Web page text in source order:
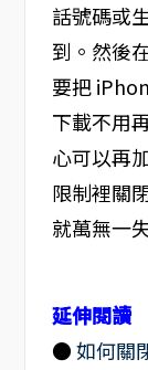
話號碼或
到。然後
要把
下載不用
心可以再
限制裡關
就萬無一
延伸閱讀
●如何關